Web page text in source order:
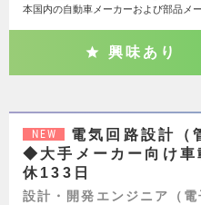
本国内の自動車メーカーおよび部品メ
興味あり
NEW
電気回路設計（
◆大手メーカー向け
休133日
設計・開発エンジニア（電